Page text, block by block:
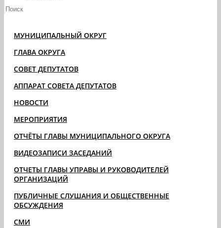
МУНИЦИПАЛЬНЫЙ ОКРУГ
ГЛАВА ОКРУГА
СОВЕТ ДЕПУТАТОВ
АППАРАТ СОВЕТА ДЕПУТАТОВ
НОВОСТИ
МЕРОПРИЯТИЯ
ОТЧЁТЫ ГЛАВЫ МУНИЦИПАЛЬНОГО ОКРУГА
ВИДЕОЗАПИСИ ЗАСЕДАНИЙ
ОТЧЕТЫ ГЛАВЫ УПРАВЫ И РУКОВОДИТЕЛЕЙ
ОРГАНИЗАЦИЙ
ПУБЛИЧНЫЕ СЛУШАНИЯ И ОБЩЕСТВЕННЫЕ
ОБСУЖДЕНИЯ
СМИ